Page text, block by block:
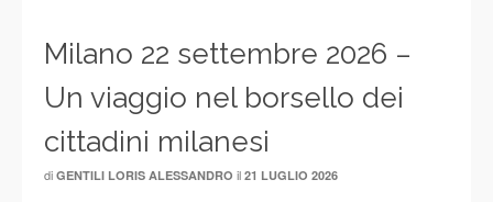
Milano 22 settembre 2026 –
Un viaggio nel borsello dei
cittadini milanesi
di GENTILI LORIS ALESSANDRO il 21 LUGLIO 2026